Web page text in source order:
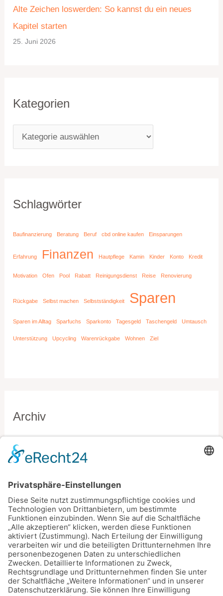
Alte Zeichen loswerden: So kannst du ein neues
Kapitel starten
25. Juni 2026
Kategorien
n
Schlagwörter
Baufinanzierung Beratung Beruf cbd online kaufen Einsparungen
Erfahrung Finanzen Hautpflege Kamin Kinder Konto Kredit
Motivation Ofen Pool Rabatt Reinigungsdienst Reise Renovierung
Rückgabe Selbst machen Selbstständigkeit Sparen
Sparen im Alltag Sparfuchs Sparkonto Tagesgeld Taschengeld Umtausch
Unterstützung Upcycling Warenrückgabe Wohnen Ziel
Archiv